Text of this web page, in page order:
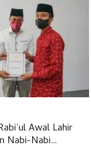
Awal Lahir
Nabi-Nabi